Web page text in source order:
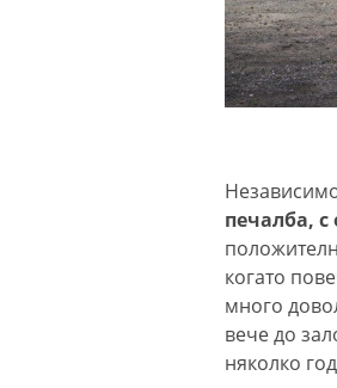
печалба,
когато
много
вече до
няколко